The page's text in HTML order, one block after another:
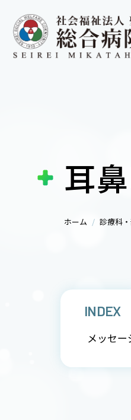
耳
ホーム 診療科
INDEX
メッセー